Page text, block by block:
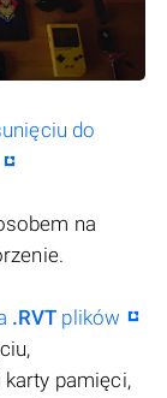
do
na
.RVT plików
pamięci,